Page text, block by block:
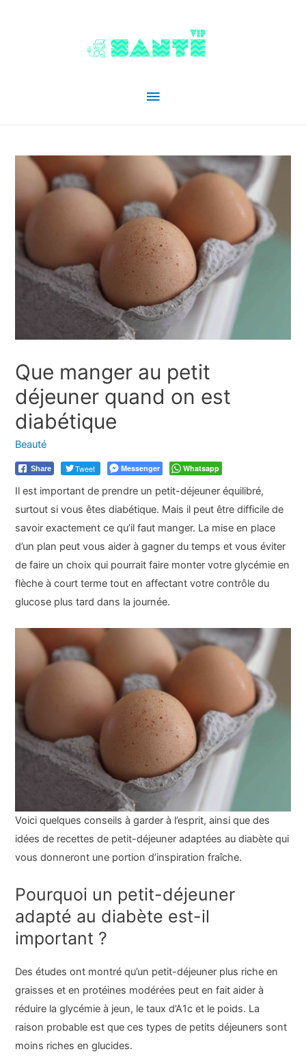
Menu
Que manger au petit
déjeuner quand on est
diabétique
Beauté
Share Tweet Messenger Whatsapp
Il est important de prendre un petit-déjeuner équilibré,
surtout si vous êtes diabétique. Mais il peut être difficile de
savoir exactement ce qu’il faut manger. La mise en place
d’un plan peut vous aider à gagner du temps et vous éviter
de faire un choix qui pourrait faire monter votre glycémie en
flèche à court terme tout en affectant votre contrôle du
glucose plus tard dans la journée.
Voici quelques conseils à garder à l’esprit, ainsi que des
idées de recettes de petit-déjeuner adaptées au diabète qui
vous donneront une portion d’inspiration fraîche.
Pourquoi un petit-déjeuner
adapté au diabète est-il
important ?
Des études ont montré qu’un petit-déjeuner plus riche en
graisses et en protéines modérées peut en fait aider à
réduire la glycémie à jeun, le taux d’A1c et le poids. La
raison probable est que ces types de petits déjeuners sont
moins riches en glucides.